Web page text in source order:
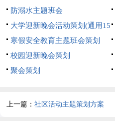
防溺水主题班会
大学迎新晚会活动策划(通用15
篇)寒假安全教育主题班会策划
校园迎新晚会策划
聚会策划
上一篇：社区活动主题策划方案